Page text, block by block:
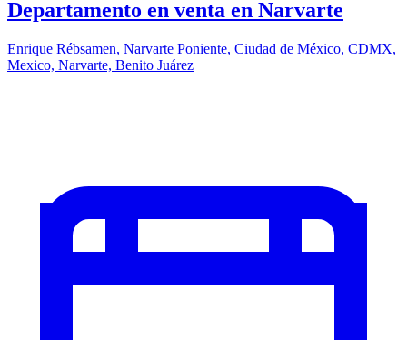
Departamento en venta en Narvarte
Enrique Rébsamen, Narvarte Poniente, Ciudad de México, CDMX,
Mexico, Narvarte, Benito Juárez